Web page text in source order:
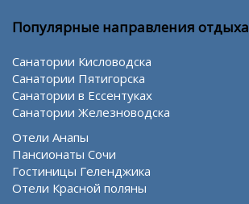
Популярные направления отдыха
Санатории Кисловодска
Санатории Пятигорска
Санатории в Ессентуках
Санатории Железноводска
Отели Анапы
Пансионаты Сочи
Гостиницы Геленджика
Отели Красной поляны